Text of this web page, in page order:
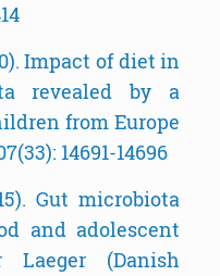
Impact of diet in
revealed by a
from Europe
14691-14696
Gut microbiota
and adolescent
Laeger (Danish